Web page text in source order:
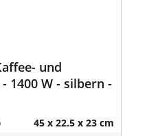
und
1400 W - silbern -
45 x 22.5 x 23 cm